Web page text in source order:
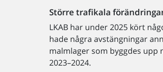
Större trafikala
LKAB har under 2025 kört
hade några avstängningar
malmlager som byggdes
2023–2024.